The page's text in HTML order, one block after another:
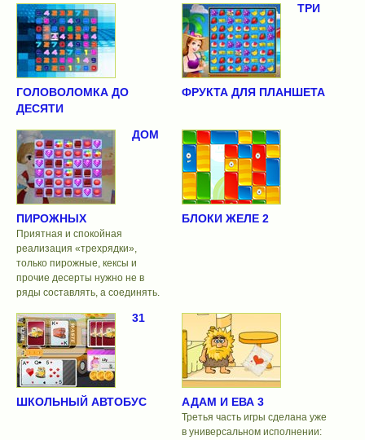
ГОЛОВОЛОМКА ДО
ДЕСЯТИ
ТРИ
ФРУКТА ДЛЯ ПЛАНШЕТА
ДОМ
ПИРОЖНЫХ
Приятная и спокойная
реализация «трехрядки»,
только пирожные, кексы и
прочие десерты нужно не в
ряды составлять, а соединять.
БЛОКИ ЖЕЛЕ 2
31
ШКОЛЬНЫЙ АВТОБУС АДАМ И ЕВА 3
Третья часть игры сделана уже
в универсальном исполнении: